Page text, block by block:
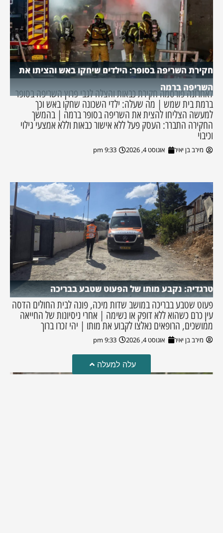
חקירת השריפה בסופר: הילדים שיחקו באש והציתו את
השריפה ברמה
לאחרונה פורסמה חקירת כבאות והצלה לגבי פרוץ השריפה בסופר
ברמת בית שמש | מה שעלה: ילדי השכונה שחקו באש וכך
למעשה הצליחו להצית את השריפה בסופר ברמה | בהמשך
החקירה התברר: העסק פעל ללא אישור כבאות וללא אמצעי גילוי
וכיבוי
מירב בן יאיר אוגוסט 4, 2026 9:33 pm
טרגדיה: נקבע מותו של הפעוט שטבע בבריכה
פעוט שטבע בבריכה במושב שדות מיכה, פונה לבית החולים הדסה
עין כרם כשהוא ללא דופק או נשימה | אחרי ניסיונות של החייאה
ממושכים, הרופאים נאלצו לקבוע את מותו | יהי זכרו ברוך
מירב בן יאיר אוגוסט 4, 2026 9:33 pm
עלה למעלה